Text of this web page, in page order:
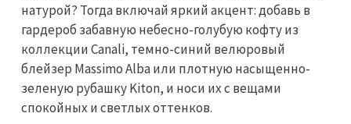
натурой? Тогда включай яркий акцент: добавь в
гардероб забавную небесно-голубую кофту из
коллекции Canali, темно-синий велюровый
блейзер Massimo Alba или плотную насыщенно-
зеленую рубашку Kiton, и носи их с вещами
спокойных и светлых оттенков.